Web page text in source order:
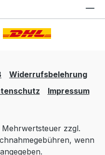
Widerrufsbelehrung
Impressum
Mehrwertsteuer zzgl.
wenn